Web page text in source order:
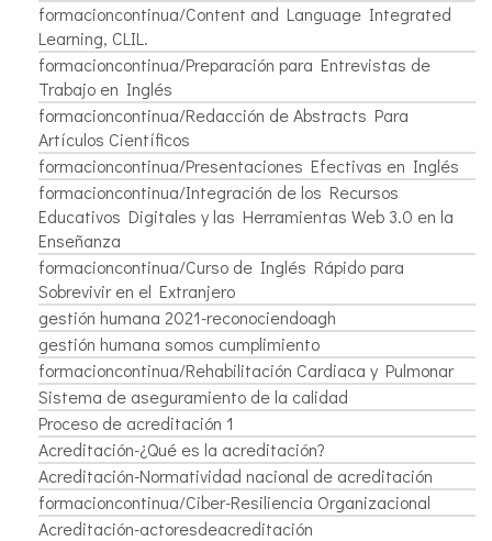
formacioncontinua/Content and Language Integrated
Learning, CLIL.
formacioncontinua/Preparación para Entrevistas de
Trabajo en Inglés
formacioncontinua/Redacción de Abstracts Para
Artículos Científicos
formacioncontinua/Presentaciones Efectivas en Inglés
formacioncontinua/Integración de los Recursos
Educativos Digitales y las Herramientas Web 3.0 en la
Enseñanza
formacioncontinua/Curso de Inglés Rápido para
Sobrevivir en el Extranjero
gestión humana 2021-reconociendoagh
gestión humana somos cumplimiento
formacioncontinua/Rehabilitación Cardiaca y Pulmonar
Sistema de aseguramiento de la calidad
Proceso de acreditación 1
Acreditación-¿Qué es la acreditación?
Acreditación-Normatividad nacional de acreditación
formacioncontinua/Ciber-Resiliencia Organizacional
Acreditación-actoresdeacreditación